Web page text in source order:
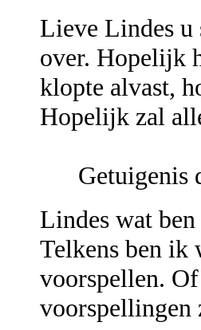
Lieve Lindes u
over. Hopelijk
klopte alvast,
Hopelijk zal
Getuigenis
Lindes wat
Telkens ben ik
voorspellen.
voorspellingen